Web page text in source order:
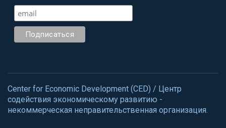
Center for Economic Development (CED) / Центр
содействия экономическому развитию -
некоммерческая неправительственная организация.